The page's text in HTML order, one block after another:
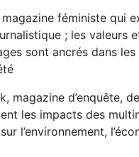
féministe qui
; les valeurs
sont ancrés dans
magazine d’enquête,
les impacts des
l’environnement,